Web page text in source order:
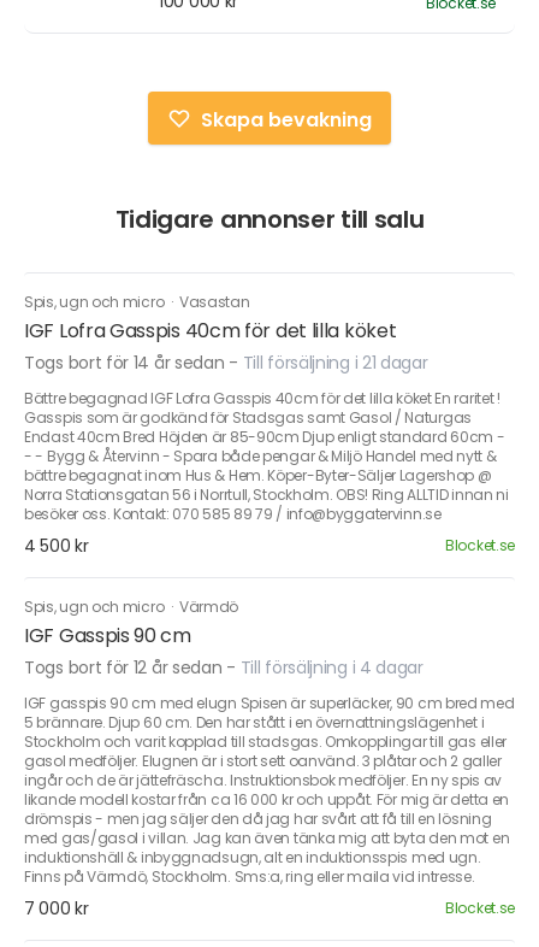
Skapa bevakning
Tidigare annonser till salu
Spis, ugn och micro · Vasastan
IGF Lofra Gasspis 40cm för det lilla köket
Togs bort för 14 år sedan - Till försäljning i 21 dagar
Bättre begagnad IGF Lofra Gasspis 40cm för det lilla köket En raritet !
Gasspis som är godkänd för Stadsgas samt Gasol / Naturgas
Endast 40cm Bred Höjden är 85-90cm Djup enligt standard 60cm -
- - Bygg & Återvinn - Spara både pengar & Miljö Handel med nytt &
bättre begagnat inom Hus & Hem. Köper-Byter-Säljer Lagershop @
Norra Stationsgatan 56 i Norrtull, Stockholm. OBS! Ring ALLTID innan ni
besöker oss. Kontakt: 070 585 89 79 / info@byggatervinn.se
4 500 kr Blocket.se
Spis, ugn och micro · Värmdö
IGF Gasspis 90 cm
Togs bort för 12 år sedan - Till försäljning i 4 dagar
IGF gasspis 90 cm med elugn Spisen är superläcker, 90 cm bred med
5 brännare. Djup 60 cm. Den har stått i en övernattningslägenhet i
Stockholm och varit kopplad till stadsgas. Omkopplingar till gas eller
gasol medföljer. Elugnen är i stort sett oanvänd. 3 plåtar och 2 galler
ingår och de är jättefräscha. Instruktionsbok medföljer. En ny spis av
likande modell kostar från ca 16 000 kr och uppåt. För mig är detta en
drömspis - men jag säljer den då jag har svårt att få till en lösning
med gas/gasol i villan. Jag kan även tänka mig att byta den mot en
induktionshäll & inbyggnadsugn, alt en induktionsspis med ugn.
Finns på Värmdö, Stockholm. Sms:a, ring eller maila vid intresse.
7 000 kr Blocket.se